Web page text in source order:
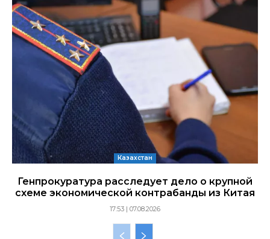
Казахстан
Генпрокуратура расследует дело о крупной
схеме экономической контрабанды из Китая
17:53 | 07.08.2026